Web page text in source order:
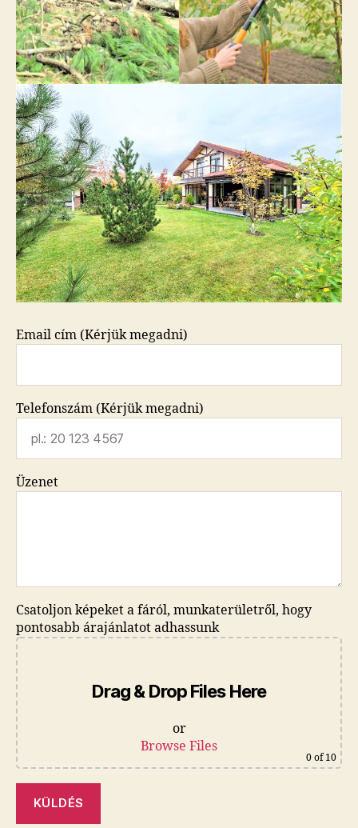
Email cím (Kérjük megadni)
Telefonszám (Kérjük megadni)
Üzenet
Csatoljon képeket a fáról, munkaterületről, hogy
pontosabb árajánlatot adhassunk
Drag & Drop Files Here
or
Browse Files
0 of 10